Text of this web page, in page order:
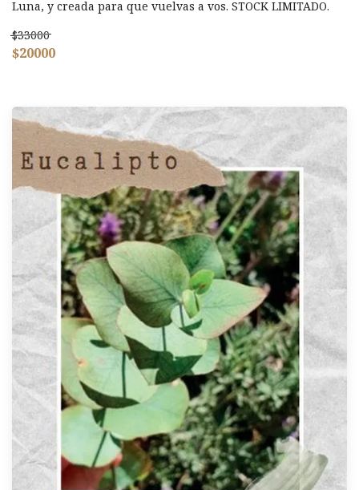
Luna, y creada para que vuelvas a vos. STOCK LIMITADO.
$33000
$20000